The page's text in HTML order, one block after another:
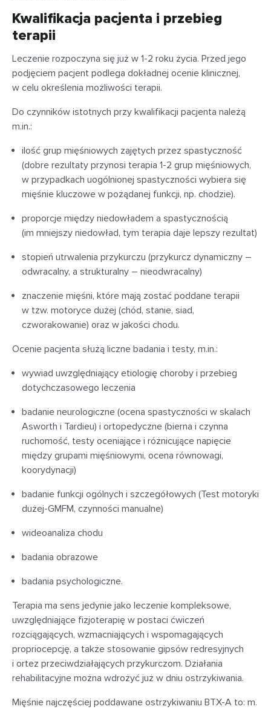
Kwalifikacja pacjenta i przebieg
terapii
Leczenie rozpoczyna się już w 1-2 roku życia. Przed jego
podjęciem pacjent podlega dokładnej ocenie klinicznej,
w celu określenia możliwości terapii.
Do czynników istotnych przy kwalifikacji pacjenta należą
m.in.:
ilość grup mięśniowych zajętych przez spastyczność
(dobre rezultaty przynosi terapia 1-2 grup mięśniowych,
w przypadkach uogólnionej spastyczności wybiera się
mięśnie kluczowe w pożądanej funkcji, np. chodzie).
proporcje między niedowładem a spastycznością
(im mniejszy niedowład, tym terapia daje lepszy rezultat)
stopień utrwalenia przykurczu (przykurcz dynamiczny –
odwracalny, a strukturalny – nieodwracalny)
znaczenie mięśni, które mają zostać poddane terapii
w tzw. motoryce dużej (chód, stanie, siad,
czworakowanie) oraz w jakości chodu.
Ocenie pacjenta służą liczne badania i testy, m.in.:
wywiad uwzględniający etiologię choroby i przebieg
dotychczasowego leczenia
badanie neurologiczne (ocena spastyczności w skalach
Asworth i Tardieu) i ortopedyczne (bierna i czynna
ruchomość, testy oceniające i różnicujące napięcie
między grupami mięśniowymi, ocena równowagi,
koorydynacji)
badanie funkcji ogólnych i szczegółowych (Test motoryki
dużej-GMFM, czynności manualne)
wideoanaliza chodu
badania obrazowe
badania psychologiczne.
Terapia ma sens jedynie jako leczenie kompleksowe,
uwzględniające fizjoterapię w postaci ćwiczeń
rozciągających, wzmacniających i wspomagających
propriocepcję, a także stosowanie gipsów redresyjnych
i ortez przeciwdziałających przykurczom. Działania
rehabilitacyjne można wdrożyć już w dniu ostrzykiwania.
Mięśnie najczęściej poddawane ostrzykiwaniu BTX-A to: m.